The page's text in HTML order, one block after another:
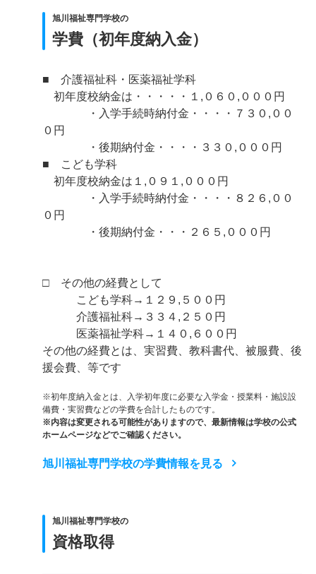
旭川福祉専門学校の
学費（初年度納入金）
■ 介護福祉科・医薬福祉学科
初年度校納金は・・・・・１,０６０,０００円
・入学手続時納付金・・・・７３０,００
０円
・後期納付金・・・・３３０,０００円
■ こども学科
初年度校納金は１,０９１,０００円
・入学手続時納付金・・・・８２６,００
０円
・後期納付金・・・２６５,０００円
□ その他の経費として
こども学科→１２９,５００円
介護福祉科→３３４,２５０円
医薬福祉学科→１４０,６００円
その他の経費とは、実習費、教科書代、被服費、後
援会費、等です
※初年度納入金とは、入学初年度に必要な入学金・授業料・施設設
備費・実習費などの学費を合計したものです。
※内容は変更される可能性がありますので、最新情報は学校の公式
ホームページなどでご確認ください。
旭川福祉専門学校の学費情報を見る
旭川福祉専門学校の
資格取得